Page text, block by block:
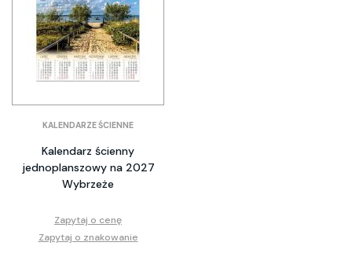
KALENDARZE ŚCIENNE
Kalendarz ścienny
jednoplanszowy na 2027
Wybrzeże
Zapytaj o cenę
Zapytaj o znakowanie